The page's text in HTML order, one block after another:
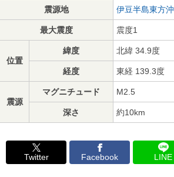
震源地 伊豆半島東方沖
最大震度 震度1
位置
緯度 北緯 34.9度
経度 東経 139.3度
震源
マグニチュード M2.5
深さ 約10km
Twitter Facebook LINE